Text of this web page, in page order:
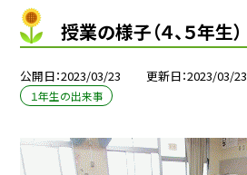
授業の様子（４、５年生）
公開日 2023/03/23 更新日 2023/03/23
１年生の出来事